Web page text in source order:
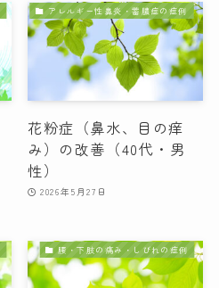
アレルギー性鼻炎・蓄膿症の症例
花粉症（鼻水、目の痒
み）の改善（40代・男
性）
2026年5月27日
腰・下肢の痛み・しびれの症例